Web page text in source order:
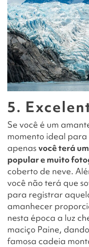
5.
Se você é um
momento ideal
apenasvocê terá
popular e muito
coberto de neve.
você não terá que
para registrar
amanhecer
nesta época a luz
maciço Paine,
famosa cadeia